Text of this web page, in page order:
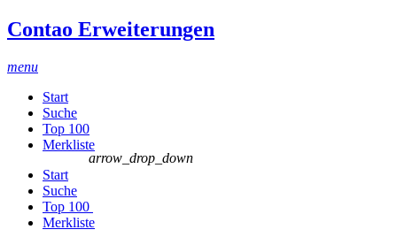
Contao Erweiterungen
menu
Start
Suche
Top 100
Merkliste
Start
Suche
Top 100
arrow_drop_down
Merkliste